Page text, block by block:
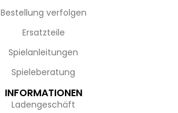
Bestellung verfolgen
Ersatzteile
Spielanleitungen
Spieleberatung
INFORMATIONEN
Ladengeschäft